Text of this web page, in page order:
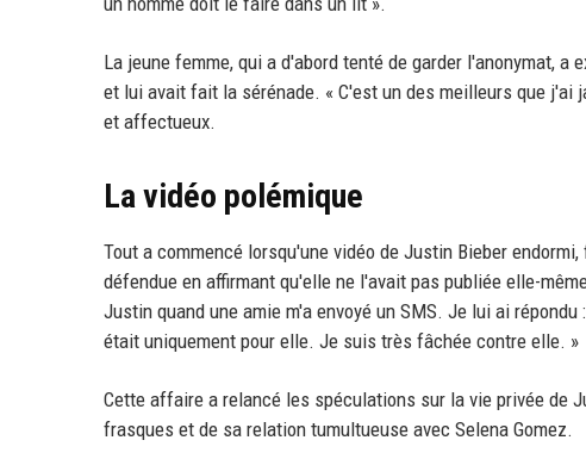
La jeune femme, qui a d'abord tenté de garder l'anonymat,
et lui avait fait la sérénade. « C'est un des meilleurs que j'ai
et affectueux.
La vidéo polémique
Tout a commencé lorsqu'une vidéo de Justin Bieber
défendue en affirmant qu'elle ne l'avait pas publiée elle-
Justin quand une amie m'a envoyé un SMS. Je lui ai
était uniquement pour elle. Je suis très fâchée contre elle. »
Cette affaire a relancé les spéculations sur la vie privée de
frasques et de sa relation tumultueuse avec Selena Gomez.